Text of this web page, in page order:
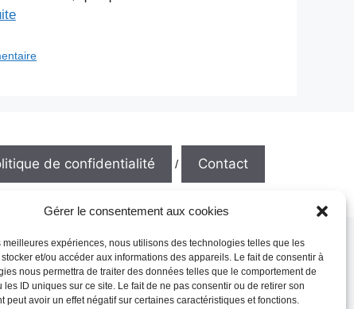
Gérer le consentement aux cookies
meilleures expériences, nous utilisons des technologies telles que les
et/ou accéder aux informations des appareils. Le fait de consentir à
nous permettra de traiter des données telles que le comportement de
les ID uniques sur ce site. Le fait de ne pas consentir ou de retirer son
peut avoir un effet négatif sur certaines caractéristiques et fonctions.
de confidentialité / Contact